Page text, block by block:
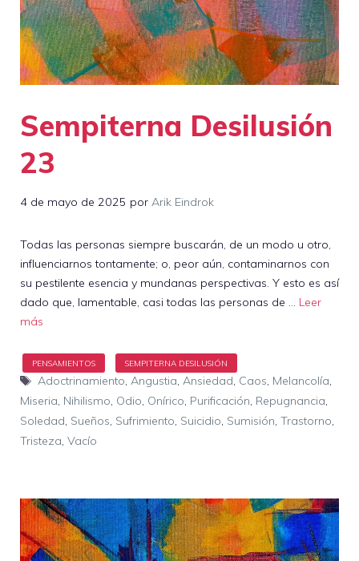
Sempiterna Desilusión
23
4 de mayo de 2025 por Arik Eindrok
Todas las personas siempre buscarán, de un modo u otro,
influenciarnos tontamente; o, peor aún, contaminarnos con
su pestilente esencia y mundanas perspectivas. Y esto es así
dado que, lamentable, casi todas las personas de … Leer
más
Etiquetas
Adoctrinamiento, Angustia, Ansiedad, Caos, Melancolía,
Miseria, Nihilismo, Odio, Onírico, Purificación, Repugnancia,
Soledad, Sueños, Sufrimiento, Suicidio, Sumisión, Trastorno,
Tristeza, Vacío